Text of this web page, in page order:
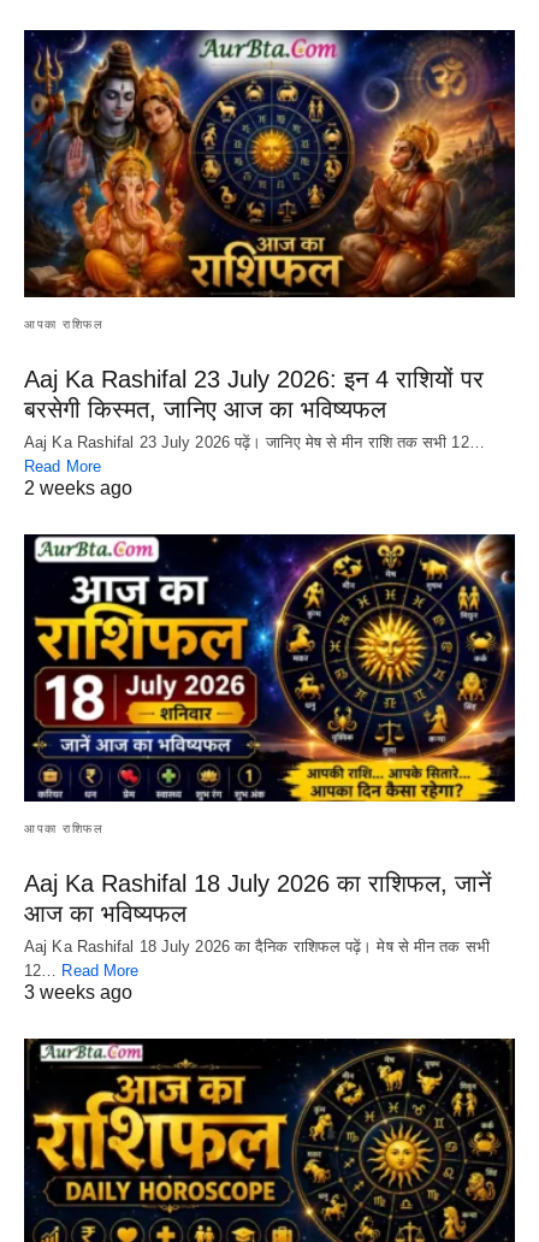
आपका राशिफल
Aaj Ka Rashifal 23 July 2026: इन 4 राशियों पर
बरसेगी किस्मत, जानिए आज का भविष्यफल
Aaj Ka Rashifal 23 July 2026 पढ़ें। जानिए मेष से मीन राशि तक सभी 12…
Read More
2 weeks ago
आपका राशिफल
Aaj Ka Rashifal 18 July 2026 का राशिफल, जानें
आज का भविष्यफल
Aaj Ka Rashifal 18 July 2026 का दैनिक राशिफल पढ़ें। मेष से मीन तक सभी
12… Read More
3 weeks ago